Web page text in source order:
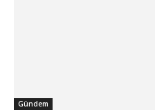
Gündem